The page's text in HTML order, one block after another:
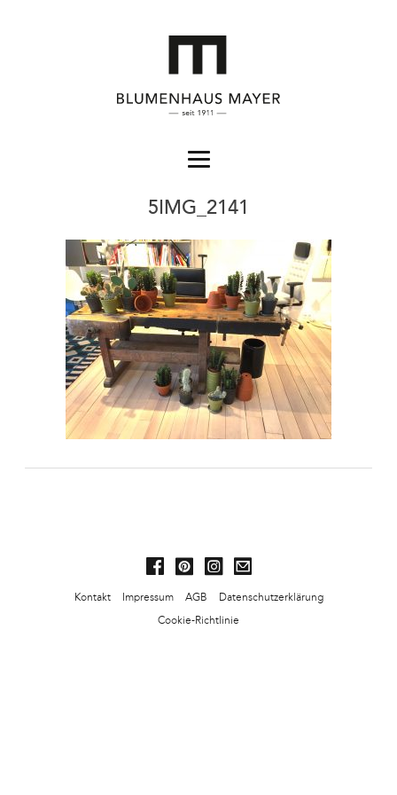
5IMG_2141
Kontakt Impressum AGB
Datenschutzerklärung
Cookie-Richtlinie